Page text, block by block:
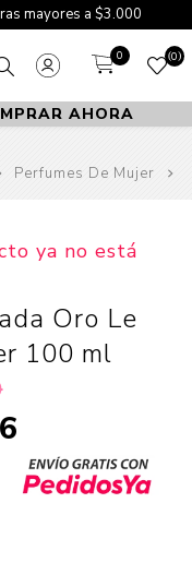
mayores a $3.000
0 0
AHORA
Perfumes De Mujer
ya no está
Oro Le
100 ml